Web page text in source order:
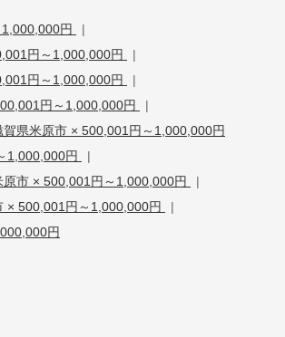
円
|
円～1,000,000円
|
円～1,000,000円
|
円～1,000,000円
|
県米原市 × 500,001円～1,000,000円
1,000,000円
|
市 × 500,001円～1,000,000円
|
× 500,001円～1,000,000円
|
円